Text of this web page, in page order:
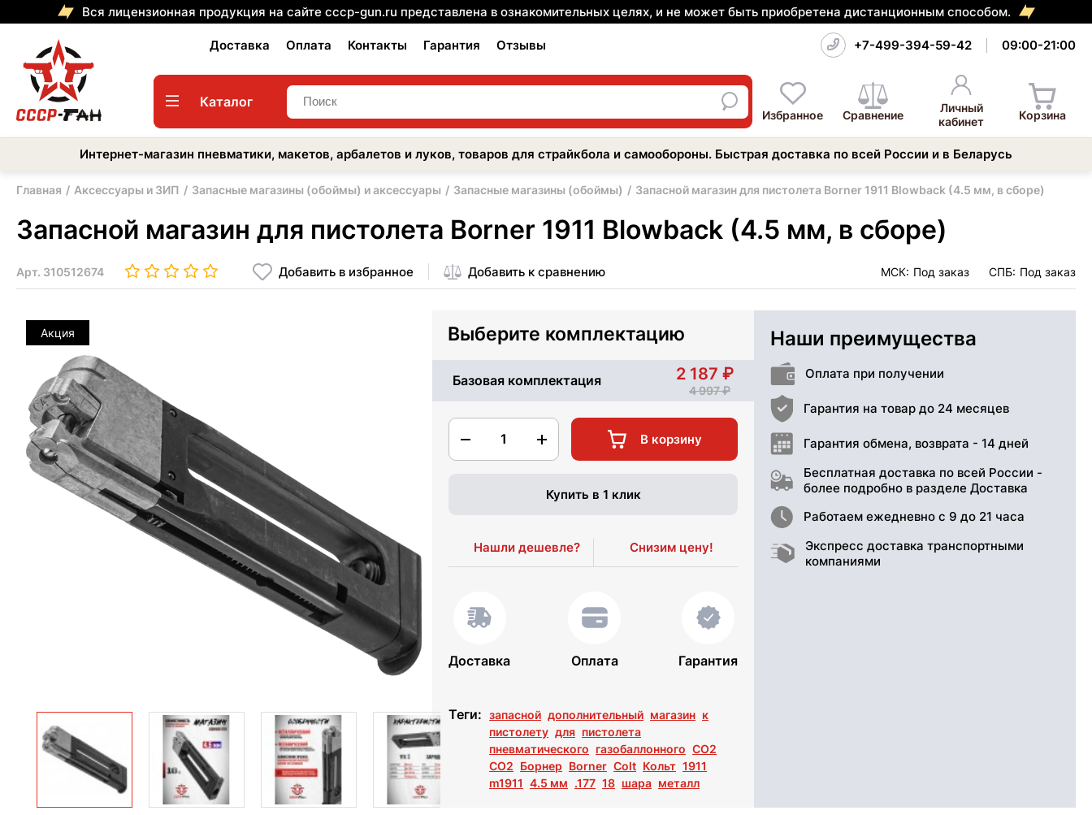
Вся лицензионная продукция на сайте cccp-gun.ru представлена в ознакомительных целях, и не может быть приобретена дистанционным способом.
Доставка Оплата Контакты Гарантия Отзывы +7-499-394-59-42 09:00-21:00
Каталог
Избранное Сравнение
Личный
кабинет
Корзина
Интернет-магазин пневматики, макетов, арбалетов и луков, товаров для страйкбола и самообороны. Быстрая доставка по всей России и в Беларусь
Главная Аксессуары и ЗИП Запасные магазины (обоймы) и аксессуары Запасные магазины (обоймы) Запасной магазин для пистолета Borner 1911 Blowback (4.5 мм, в сборе)
Запасной магазин для пистолета Borner 1911 Blowback (4.5 мм, в сборе)
Арт. 310512674 Добавить в избранное Добавить к сравнению МСК: Под заказ СПБ: Под заказ
Акция Выберите комплектацию
Базовая комплектация 2 187
4 997
1 В корзину
Купить в 1 клик
Нашли дешевле? Снизим цену!
Доставка Оплата Гарантия
Теги: запасной дополнительный магазин к
пистолету для пистолета
пневматического газобаллонного CO2
СО2 Борнер Borner Colt Кольт 1911
m1911 4.5 мм .177 18 шара металл
Наши преимущества
Оплата при получении
Гарантия на товар до 24 месяцев
Гарантия обмена, возврата - 14 дней
Бесплатная доставка по всей России -
более подробно в разделе Доставка
Работаем ежедневно с 9 до 21 часа
Экспресс доставка транспортными
компаниями